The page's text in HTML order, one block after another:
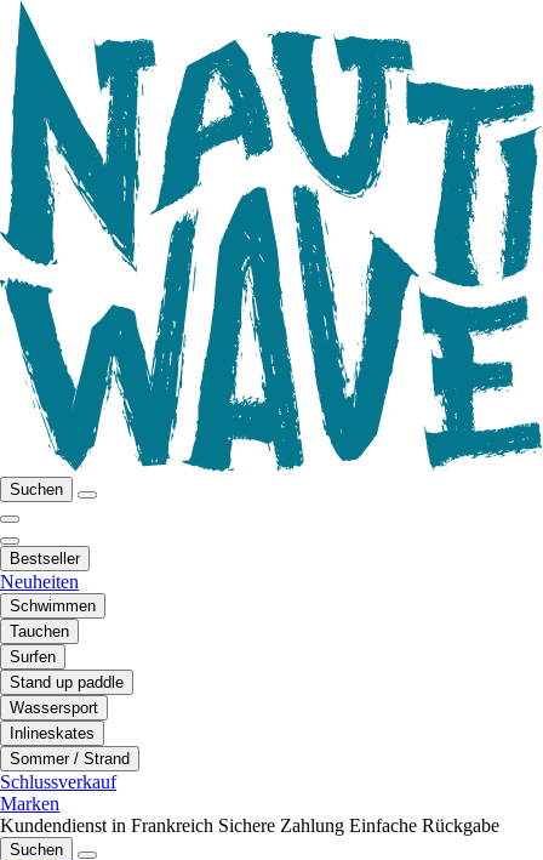
Suchen
Bestseller
Neuheiten
Schwimmen
Tauchen
Surfen
Stand up paddle
Wassersport
Inlineskates
Sommer / Strand
Schlussverkauf
Marken
Kundendienst in Frankreich Sichere Zahlung Einfache Rückgabe
Suchen